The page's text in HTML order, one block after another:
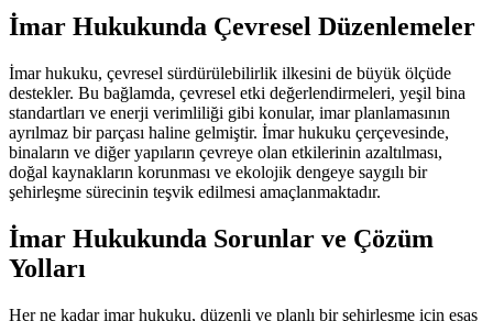
İmar Hukukunda Çevresel Düzenlemeler
İmar hukuku, çevresel sürdürülebilirlik ilkesini de büyük ölçüde
destekler. Bu bağlamda, çevresel etki değerlendirmeleri, yeşil bina
standartları ve enerji verimliliği gibi konular, imar planlamasının
ayrılmaz bir parçası haline gelmiştir. İmar hukuku çerçevesinde,
binaların ve diğer yapıların çevreye olan etkilerinin azaltılması,
doğal kaynakların korunması ve ekolojik dengeye saygılı bir
şehirleşme sürecinin teşvik edilmesi amaçlanmaktadır.
İmar Hukukunda Sorunlar ve Çözüm
Yolları
Her ne kadar imar hukuku, düzenli ve planlı bir şehirleşme için esas